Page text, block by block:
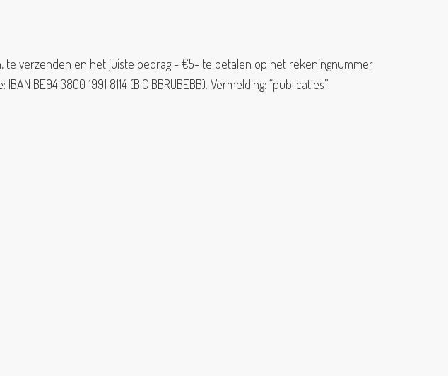
te verzenden en het juiste bedrag - €5- te betalen op het rekeningnummer
BE94 3800 1991 8114 (BIC BBRUBEBB). Vermelding: “publicaties”.